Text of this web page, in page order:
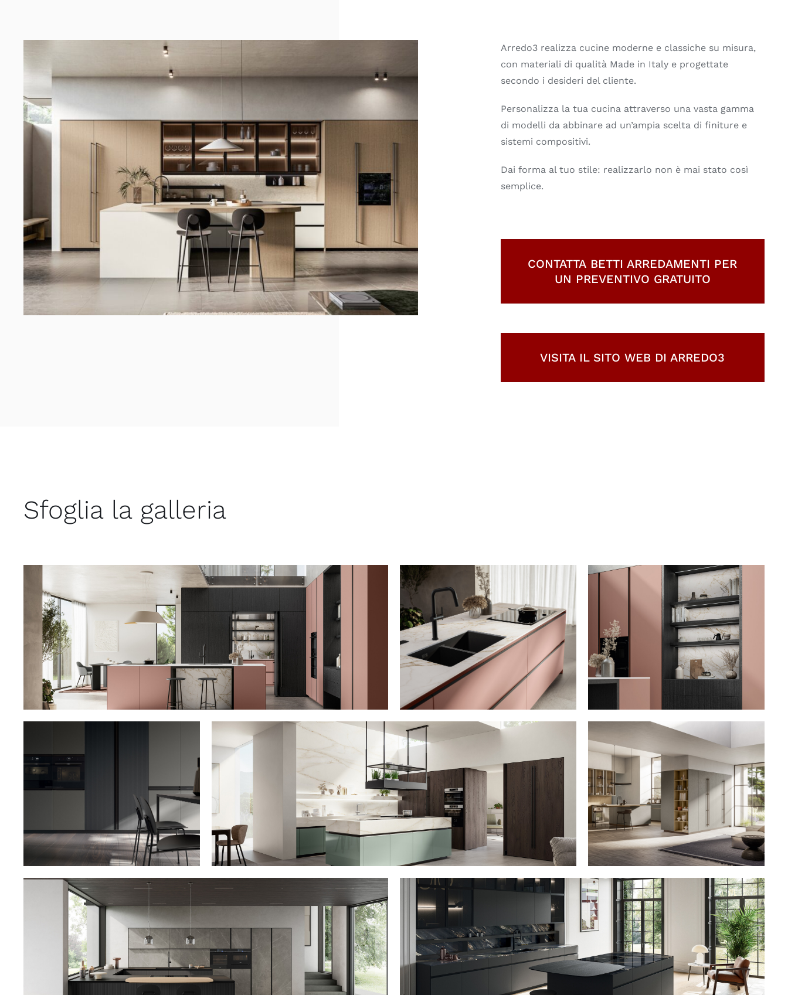
Arredo3 realizza cucine moderne e classiche su misura,
con materiali di qualità Made in Italy e progettate
secondo i desideri del cliente.
Personalizza la tua cucina attraverso una vasta gamma
di modelli da abbinare ad un’ampia scelta di finiture e
sistemi compositivi.
Dai forma al tuo stile: realizzarlo non è mai stato così
semplice.
CONTATTA BETTI ARREDAMENTI PER
UN PREVENTIVO GRATUITO
VISITA IL SITO WEB DI ARREDO3
Sfoglia la galleria